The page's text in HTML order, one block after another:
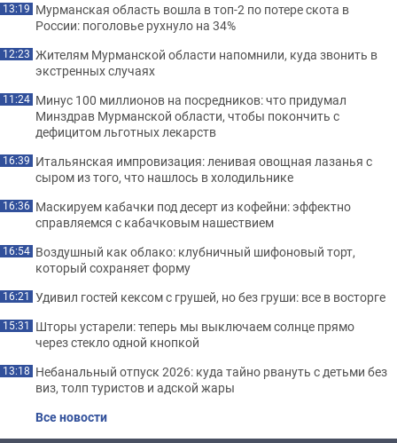
13:19 Мурманская область вошла в топ-2 по потере скота в
России: поголовье рухнуло на 34%
12:23 Жителям Мурманской области напомнили, куда звонить в
экстренных случаях
11:24 Минус 100 миллионов на посредников: что придумал
Минздрав Мурманской области, чтобы покончить с
дефицитом льготных лекарств
16:39 Итальянская импровизация: ленивая овощная лазанья с
сыром из того, что нашлось в холодильнике
16:36 Маскируем кабачки под десерт из кофейни: эффектно
справляемся с кабачковым нашествием
16:54 Воздушный как облако: клубничный шифоновый торт,
который сохраняет форму
16:21 Удивил гостей кексом с грушей, но без груши: все в восторге
15:31 Шторы устарели: теперь мы выключаем солнце прямо
через стекло одной кнопкой
13:18 Небанальный отпуск 2026: куда тайно рвануть с детьми без
виз, толп туристов и адской жары
Все новости